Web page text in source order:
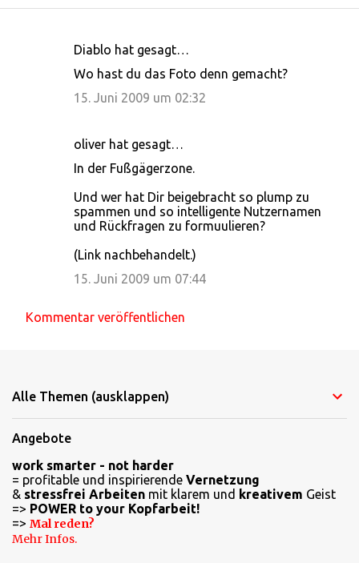
Diablo hat gesagt…
Wo hast du das Foto denn gemacht?
15. Juni 2009 um 02:32
oliver hat gesagt…
In der Fußgägerzone.
Und wer hat Dir beigebracht so plump zu
spammen und so intelligente Nutzernamen
und Rückfragen zu formuulieren?
(Link nachbehandelt.)
15. Juni 2009 um 07:44
Kommentar veröffentlichen
Alle Themen (ausklappen)
Angebote
work smarter - not harder
= profitable und inspirierende Vernetzung
& stressfrei Arbeiten mit klarem und kreativem Geist
=> POWER to your Kopfarbeit!
=> Mal reden?
Mehr Infos.